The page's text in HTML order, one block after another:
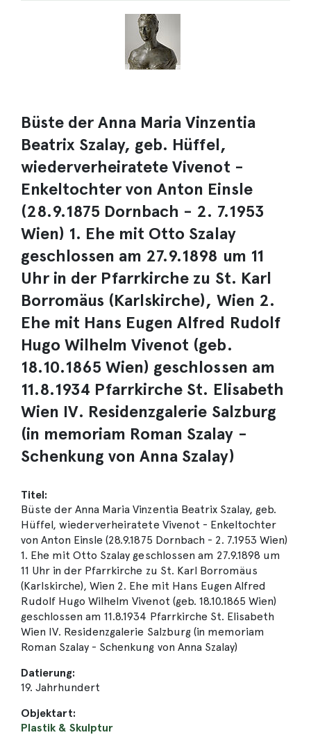
Büste der Anna Maria Vinzentia
Beatrix Szalay, geb. Hüffel,
wiederverheiratete Vivenot -
Enkeltochter von Anton Einsle
(28.9.1875 Dornbach - 2. 7.1953
Wien) 1. Ehe mit Otto Szalay
geschlossen am 27.9.1898 um 11
Uhr in der Pfarrkirche zu St. Karl
Borromäus (Karlskirche), Wien 2.
Ehe mit Hans Eugen Alfred Rudolf
Hugo Wilhelm Vivenot (geb.
18.10.1865 Wien) geschlossen am
11.8.1934 Pfarrkirche St. Elisabeth
Wien IV. Residenzgalerie Salzburg
(in memoriam Roman Szalay -
Schenkung von Anna Szalay)
Titel:
Büste der Anna Maria Vinzentia Beatrix Szalay, geb.
Hüffel, wiederverheiratete Vivenot - Enkeltochter
von Anton Einsle (28.9.1875 Dornbach - 2. 7.1953 Wien)
1. Ehe mit Otto Szalay geschlossen am 27.9.1898 um
11 Uhr in der Pfarrkirche zu St. Karl Borromäus
(Karlskirche), Wien 2. Ehe mit Hans Eugen Alfred
Rudolf Hugo Wilhelm Vivenot (geb. 18.10.1865 Wien)
geschlossen am 11.8.1934 Pfarrkirche St. Elisabeth
Wien IV. Residenzgalerie Salzburg (in memoriam
Roman Szalay - Schenkung von Anna Szalay)
Datierung:
19. Jahrhundert
Objektart:
Plastik & Skulptur